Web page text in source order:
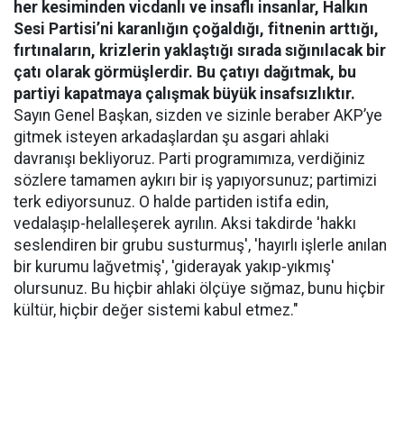
her kesiminden vicdanlı ve insaflı insanlar, Halkın
Sesi Partisi’ni karanlığın çoğaldığı, fitnenin arttığı,
fırtınaların, krizlerin yaklaştığı sırada sığınılacak bir
çatı olarak görmüşlerdir. Bu çatıyı dağıtmak, bu
partiyi kapatmaya çalışmak büyük insafsızlıktır.
Sayın Genel Başkan, sizden ve sizinle beraber AKP’ye
gitmek isteyen arkadaşlardan şu asgari ahlaki
davranışı bekliyoruz. Parti programımıza, verdiğiniz
sözlere tamamen aykırı bir iş yapıyorsunuz; partimizi
terk ediyorsunuz. O halde partiden istifa edin,
vedalaşıp-helalleşerek ayrılın. Aksi takdirde 'hakkı
seslendiren bir grubu susturmuş', 'hayırlı işlerle anılan
bir kurumu lağvetmiş', 'giderayak yakıp-yıkmış'
olursunuz. Bu hiçbir ahlaki ölçüye sığmaz, bunu hiçbir
kültür, hiçbir değer sistemi kabul etmez."